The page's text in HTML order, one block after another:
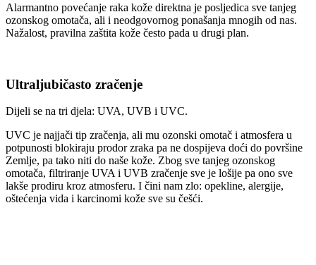
Alarmantno povećanje raka kože direktna je posljedica sve tanjeg
ozonskog omotača, ali i neodgovornog ponašanja mnogih od nas.
Nažalost, pravilna zaštita kože često pada u drugi plan.
Ultraljubičasto zračenje
Dijeli se na tri djela: UVA, UVB i UVC.
UVC je najjači tip zračenja, ali mu ozonski omotač i atmosfera u
potpunosti blokiraju prodor zraka pa ne dospijeva doći do površine
Zemlje, pa tako niti do naše kože. Zbog sve tanjeg ozonskog
omotača, filtriranje UVA i UVB zračenje sve je lošije pa ono sve
lakše prodiru kroz atmosferu. I čini nam zlo: opekline, alergije,
oštećenja vida i karcinomi kože sve su češći.